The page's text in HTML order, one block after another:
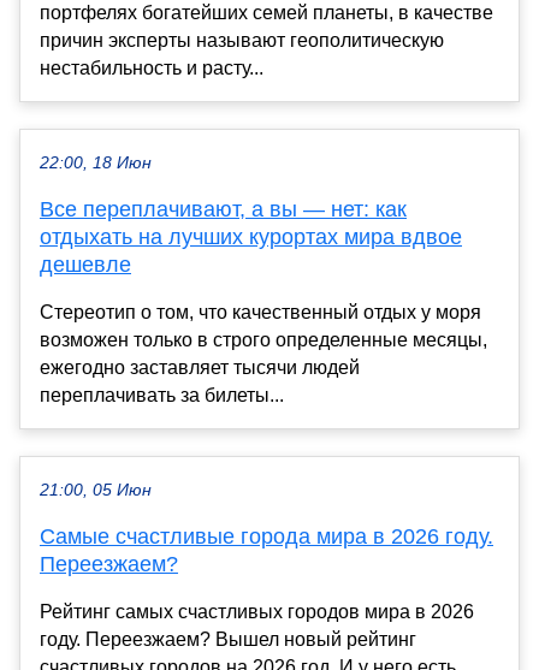
портфелях богатейших семей планеты, в качестве
причин эксперты называют геополитическую
нестабильность и расту...
22:00, 18 Июн
Все переплачивают, а вы — нет: как
отдыхать на лучших курортах мира вдвое
дешевле
Стереотип о том, что качественный отдых у моря
возможен только в строго определенные месяцы,
ежегодно заставляет тысячи людей
переплачивать за билеты...
21:00, 05 Июн
Самые счастливые города мира в 2026 году.
Переезжаем?
Рейтинг самых счастливых городов мира в 2026
году. Переезжаем? Вышел новый рейтинг